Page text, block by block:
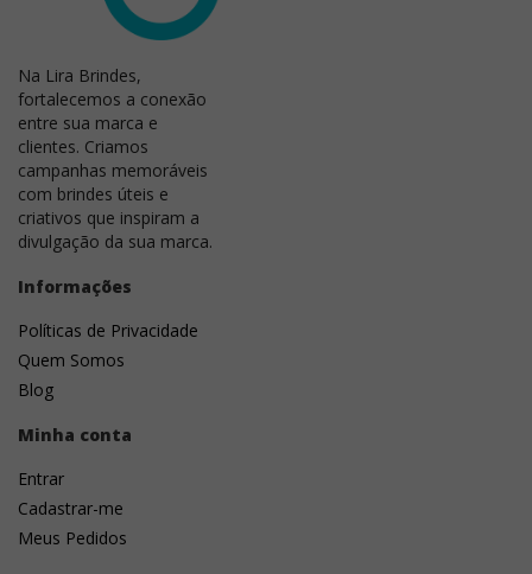
elasticidade. Também deve-se evitar artes com
traços ou fontes inferiores a
é manual e detalhes muito pequenos podem
comprometer o resultado final. Para garantir maior
padronização entre as peças,
utilização em lotes de até 500 unidades
desse volume, é indicado avaliar outros processos de
personalização, como serigrafia, tampografia ou
impressão UV direta, que oferecem maior
produtividade e uniformidade.
DTF UV (até 5x5cm):
cura UV, proporcionando cores vibrantes, alta
definição, excelente reprodução de detalhes e
acrílico, madeira tratada e bambu.
elasticidade. Também deve-se evitar artes com
traços ou fontes inferiores a
Na Lira Brindes,
fortalecemos a conexão
entre sua marca e
clientes. Criamos
campanhas memoráveis
com brindes úteis e
criativos que inspiram a
divulgação da sua marca.
Informações
Políticas de Privacidade
Quem Somos
Blog
Minha conta
Entrar
Cadastrar-me
Meus Pedidos